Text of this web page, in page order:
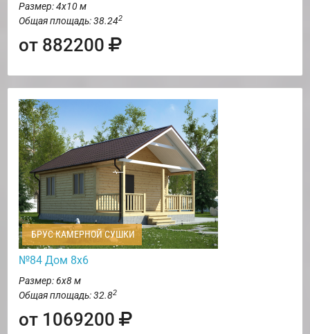
Размер: 4х10 м
Общая площадь: 38.242
от 882200
БРУС КАМЕРНОЙ СУШКИ
№84 Дом 8х6
Размер: 6х8 м
Общая площадь: 32.82
от 1069200